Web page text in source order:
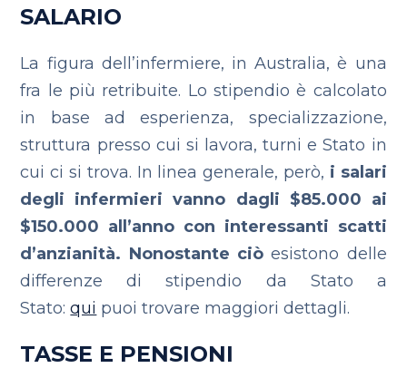
SALARIO
La figura dell’infermiere, in Australia, è una
fra le più retribuite. Lo stipendio è calcolato
in base ad esperienza, specializzazione,
struttura presso cui si lavora, turni e Stato in
cui ci si trova. In linea generale, però, i salari
degli infermieri vanno dagli $85.000 ai
$150.000 all’anno con interessanti scatti
d’anzianità. Nonostante ciòesistono delle
differenze di stipendio da Stato a
Stato: qui puoi trovare maggiori dettagli.
TASSE E PENSIONI